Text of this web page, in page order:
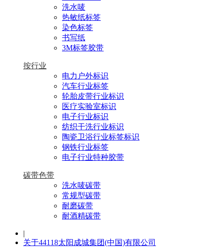
洗水唛
热敏纸标签
染色标签
书写纸
3M标签胶带
按行业
电力户外标识
汽车行业标签
轮胎皮带行业标识
医疗实验室标识
电子行业标识
纺织干洗行业标识
陶瓷卫浴行业标签标识
钢铁行业标签
电子行业特种胶带
碳带色带
洗水唛碳带
常规型碳带
耐磨碳带
耐酒精碳带
|
关于44118太阳成城集团(中国)有限公司